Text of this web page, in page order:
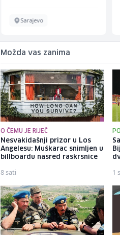
Sarajevo
Možda vas zanima
O ČEMU JE RIJEČ
Nesvakidašnji prizor u Los
Angelesu: Muškarac snimljen u
billboardu nasred raskrsnice
8 sati 1